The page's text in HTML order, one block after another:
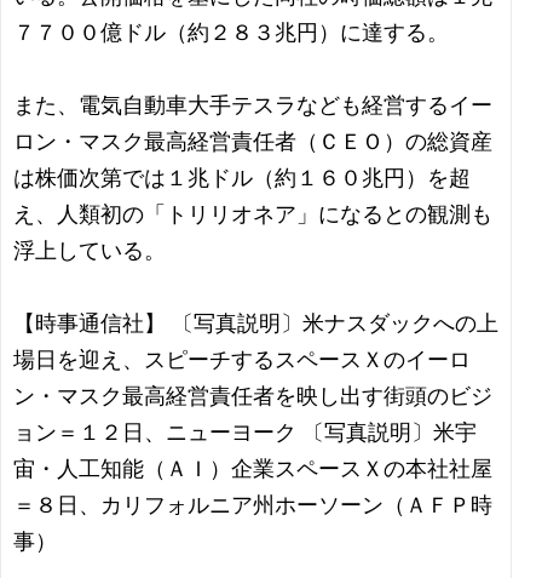
７７００億ドル（約２８３兆円）に達する。
また、電気自動車大手テスラなども経営するイー
ロン・マスク最高経営責任者（ＣＥＯ）の総資産
は株価次第では１兆ドル（約１６０兆円）を超
え、人類初の「トリリオネア」になるとの観測も
浮上している。
【時事通信社】 〔写真説明〕米ナスダックへの上
場日を迎え、スピーチするスペースＸのイーロ
ン・マスク最高経営責任者を映し出す街頭のビジ
ョン＝１２日、ニューヨーク 〔写真説明〕米宇
宙・人工知能（ＡＩ）企業スペースＸの本社社屋
＝８日、カリフォルニア州ホーソーン（ＡＦＰ時
事）